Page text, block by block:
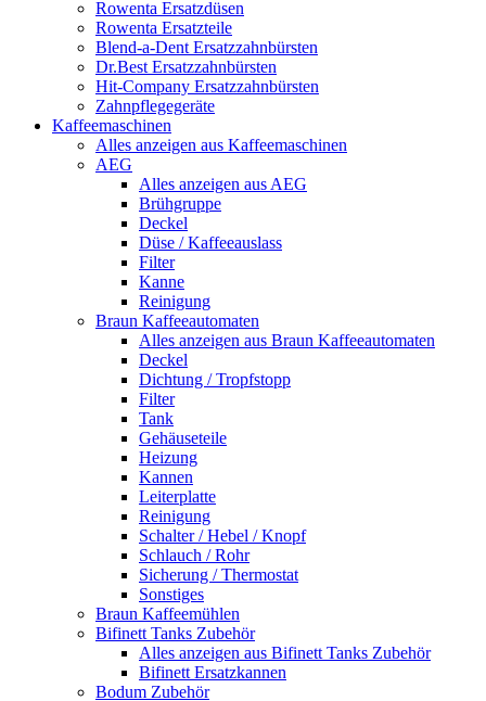
Rowenta Ersatzdüsen
Rowenta Ersatzteile
Blend-a-Dent Ersatzzahnbürsten
Dr.Best Ersatzzahnbürsten
Hit-Company Ersatzzahnbürsten
Zahnpflegegeräte
Kaffeemaschinen
Alles anzeigen aus Kaffeemaschinen
AEG
Alles anzeigen aus AEG
Brühgruppe
Deckel
Düse / Kaffeeauslass
Filter
Kanne
Reinigung
Braun Kaffeeautomaten
Alles anzeigen aus Braun Kaffeeautomaten
Deckel
Dichtung / Tropfstopp
Filter
Tank
Gehäuseteile
Heizung
Kannen
Leiterplatte
Reinigung
Schalter / Hebel / Knopf
Schlauch / Rohr
Sicherung / Thermostat
Sonstiges
Braun Kaffeemühlen
Bifinett Tanks Zubehör
Alles anzeigen aus Bifinett Tanks Zubehör
Bifinett Ersatzkannen
Bodum Zubehör